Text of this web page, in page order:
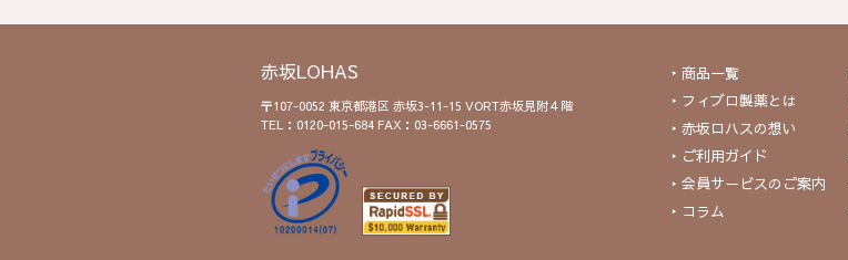
赤坂LOHAS
〒107-0052 東京都港区 赤坂3-11-15 VORT赤坂見附４階
TEL：0120-015-684 FAX：03-6661-0575
‣ 商品一覧
‣ フィブロ製薬とは
‣ 赤坂ロハスの想い
‣ ご利用ガイド
‣ 会員サービスのご案内
‣ コラム